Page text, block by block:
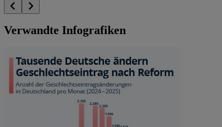
Verwandte Infografiken